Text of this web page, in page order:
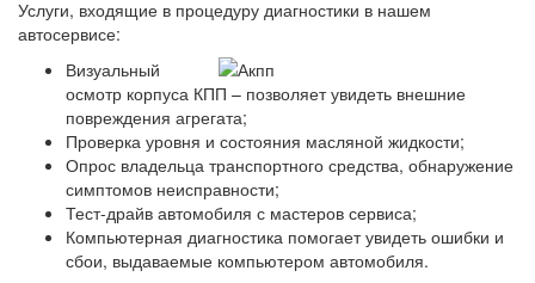
Услуги, входящие в процедуру диагностики в нашем
автосервисе:
Визуальный
осмотр корпуса КПП – позволяет увидеть внешние
повреждения агрегата;
Проверка уровня и состояния масляной жидкости;
Опрос владельца транспортного средства, обнаружение
симптомов неисправности;
Тест-драйв автомобиля с мастеров сервиса;
Компьютерная диагностика помогает увидеть ошибки и
сбои, выдаваемые компьютером автомобиля.